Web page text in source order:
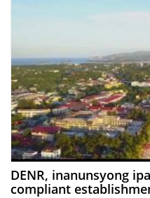
DENR, inanunsyong
compliant